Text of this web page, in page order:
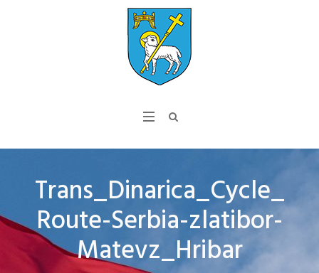
Trans_Dinarica_Cycle_
Route-Serbia-zlatibor-
Matevz_Hribar